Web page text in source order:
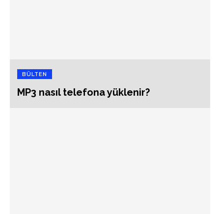
BÜLTEN
MP3 nasıl telefona yüklenir?